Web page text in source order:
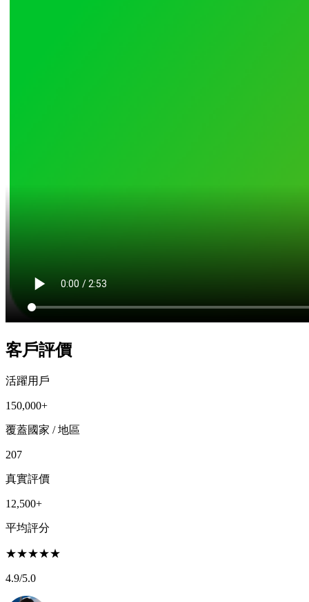
客戶評價
活躍用戶
150,000+
覆蓋國家 / 地區
207
真實評價
12,500+
平均評分
★★★★★
4.9/5.0